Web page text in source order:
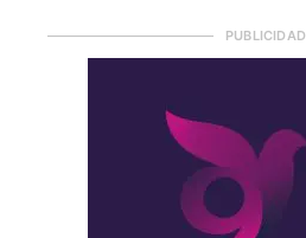
PUBLICIDAD